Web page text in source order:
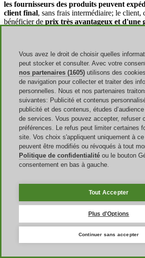
les fournisseurs des produits peuvent
client final, sans frais intermédiaire; le client,
bénéficier de prix très avantageux et d'une
Où trouver un coupon
Les codes promo sont distribués aux
newsletterde la marque. En plus des
proviennent de la newsletter tiennent les
promos Temu en cours. De plus, en
ils découvriront également des vouchers. Une
à dénicher des codes, via des notifications,
officielle.Le site fait encore partie des endroits
apercevoir des bons Temu.
sites spécialisés comme le nôtre, mais
proviennent pas de sources officielles ou de
n'oubliez pas la possibilité d'utiliser uncode
publié par vos créateurs de
Vous avez le droit de choisir quelles
peut stocker et consulter. Avec votre
nos partenaires (1605) utilisons des
de navigation pour collecter et traiter des
personnelles. Nous et nos partenaires
suivantes: Publicité et contenus
publicité et des contenus, études
de services. Vous pouvez accepter, refuser
préférences. Le refus peut limiter certaines
site. Vos choix s'appliquent uniquement à
peuvent être modifiés ou révoqués à tout
Politique de confidentialité ou le bouton
consentement en bas à gauche.
Tout Accepter
Plus d'Options
Continuer sans accepter